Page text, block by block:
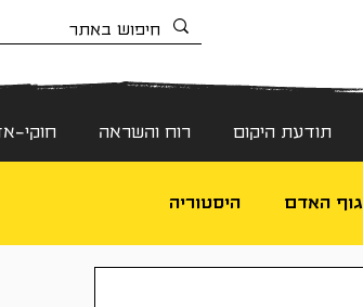
תודעת היקום רוח והשראה חוקי-
גוף האדם היסטוריה